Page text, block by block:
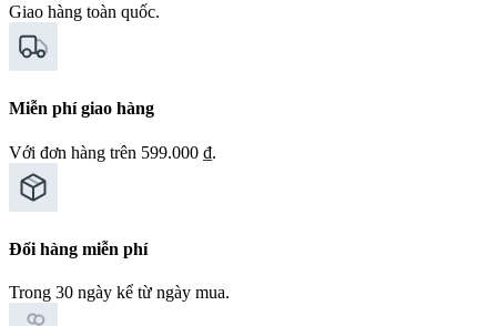
Giao hàng toàn quốc.
Miễn phí giao hàng
Với đơn hàng trên 599.000 ₫.
Đổi hàng miễn phí
Trong 30 ngày kể từ ngày mua.